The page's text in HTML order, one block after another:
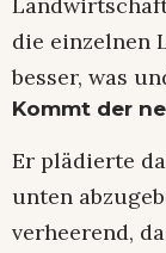
die einzelnen
besser, was
Kommt der
Er plädierte
unten
verheerend,